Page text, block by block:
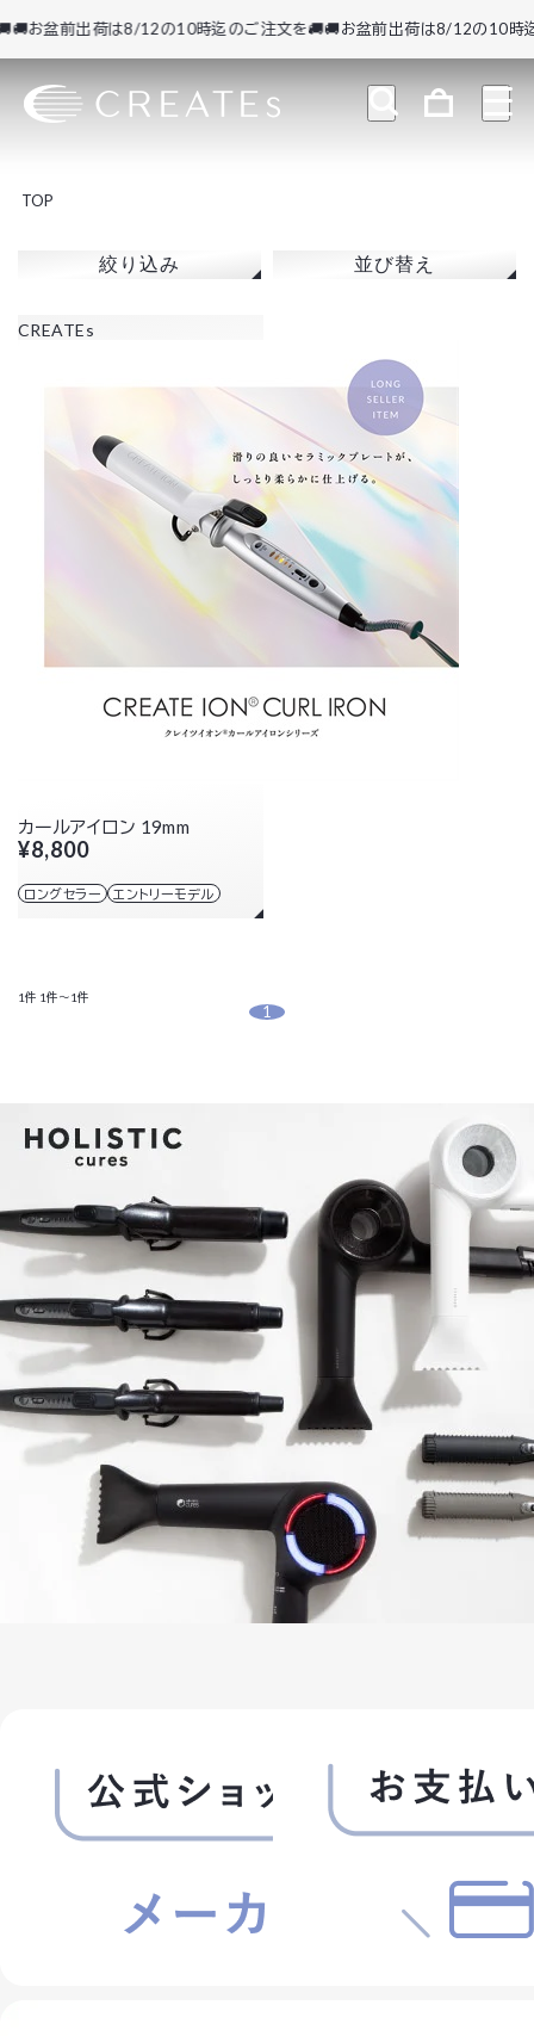
お盆前出荷は8/12の10時迄のご注文を🚚🚚お盆前出荷は8/12の10時迄
TOP
絞り込み 並び替え
CREATEs
カールアイロン 19mm
¥8,800
ロングセラー エントリーモデル
1件 1件～1件
1